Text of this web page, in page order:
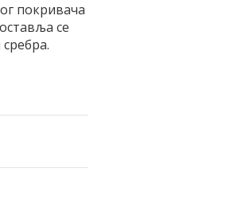
покривача
се